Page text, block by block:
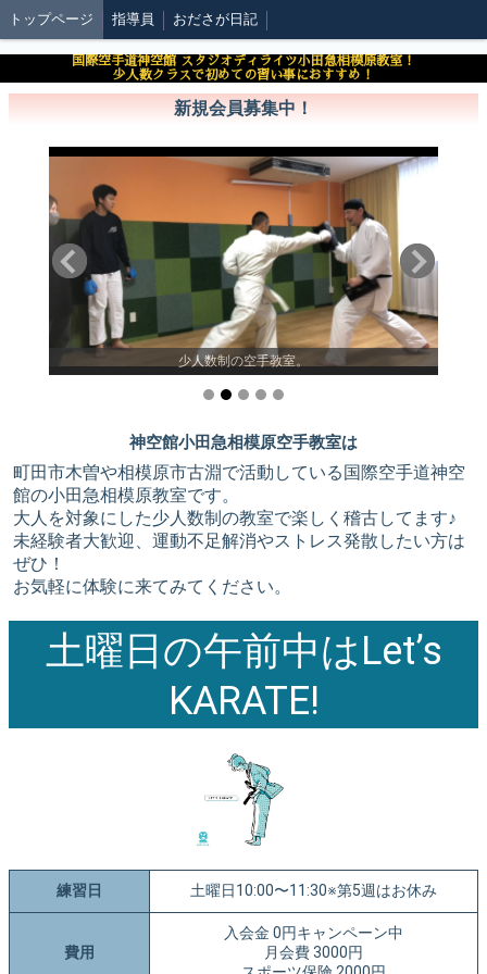
トップページ 指導員 おださが日記
国際空手道神空館 スタジオディライツ小田急相模原教室！
少人数クラスで初めての習い事におすすめ！
新規会員募集中！
少人数制の空手教室。
神空館小田急相模原空手教室は
町田市木曽や相模原市古淵で活動している国際空手道神空
館の小田急相模原教室です。
大人を対象にした少人数制の教室で楽しく稽古してます♪
未経験者大歓迎、運動不足解消やストレス発散したい方は
ぜひ！
お気軽に体験に来てみてください。
土曜日の午前中はLet’s
KARATE!
練習日 土曜日10:00〜11:30※第5週はお休み
費用
入会金 0円キャンペーン中
月会費 3000円